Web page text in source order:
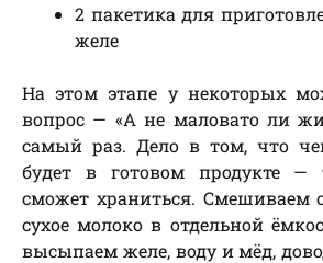
2 пакетика для
желе
На этом этапе у некоторых
вопрос — «А не маловато ли
самый раз. Дело в том, что
будет в готовом продукте
сможет храниться. Смешиваем
сухое молоко в отдельной
высыпаем желе, воду и мёд,